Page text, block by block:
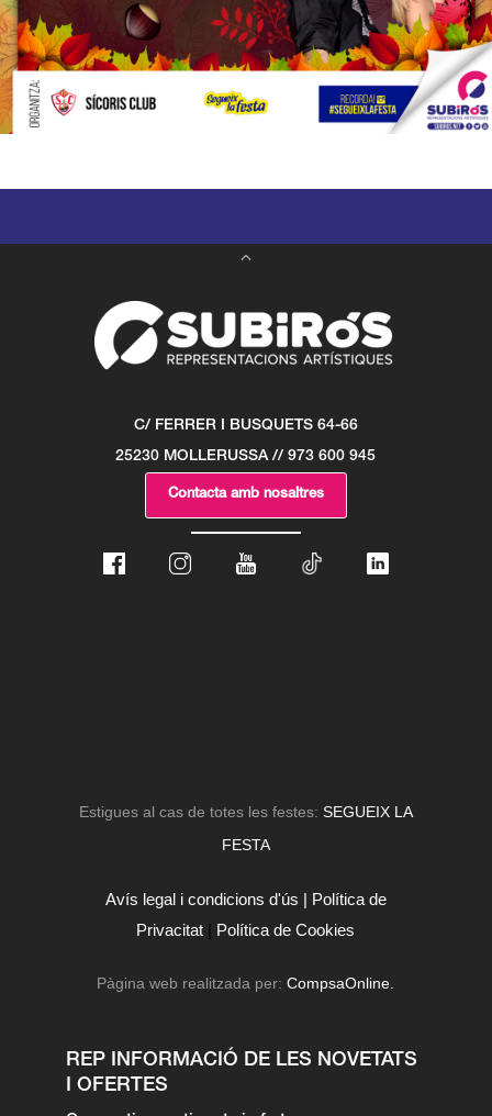
C/ FERRER I BUSQUETS 64-66
25230 MOLLERUSSA // 973 600 945
Contacta amb nosaltres
Estigues al cas de totes les festes: SEGUEIX LA
FESTA
Avís legal i condicions d'ús | Política de
Privacitat | Política de Cookies
Pàgina web realitzada per:CompsaOnline.
REP INFORMACIÓ DE LES NOVETATS
I OFERTES